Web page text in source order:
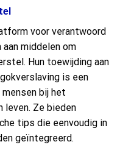
voor verantwoord
aan middelen om
Hun toewijding aan
is een
bij het
leven. Ze bieden
tips die eenvoudig in
geïntegreerd.